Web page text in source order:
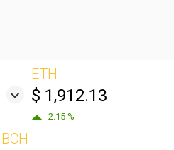
ETH
$ 1,912.13
2.15 %
BCH